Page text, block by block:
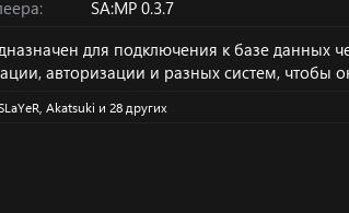
о
д
а
н
и
SA:MP 0.3.7
для подключения к базе данных
авторизации и разных систем, чтобы
, Akatsuki и 28 других